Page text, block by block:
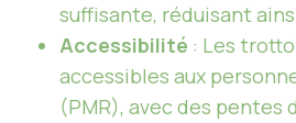
suffisante, réduisant
Accessibilité : Les
accessibles aux
(PMR), avec des pentes